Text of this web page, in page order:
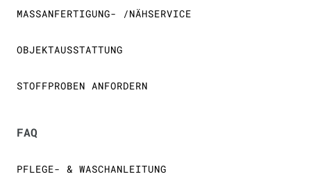
MASSANFERTIGUNG- /NÄHSERVICE
OBJEKTAUSSTATTUNG
STOFFPROBEN ANFORDERN
FAQ
PFLEGE- & WASCHANLEITUNG